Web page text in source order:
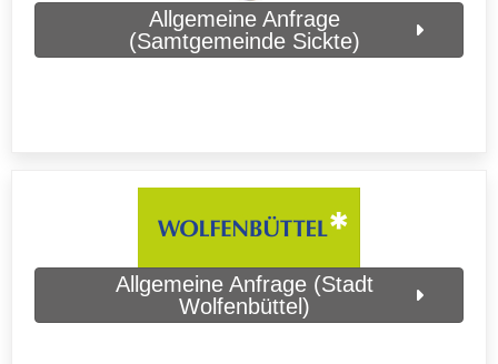
Allgemeine Anfrage
(Samtgemeinde Sickte)
Allgemeine Anfrage (Stadt
Wolfenbüttel)